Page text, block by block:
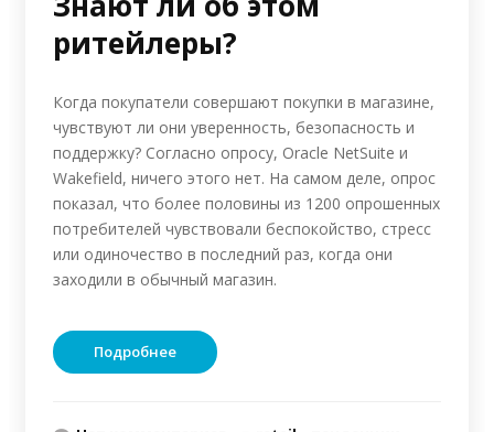
ритейлеры?
Когда покупатели совершают покупки в магазине,
чувствуют ли они уверенность, безопасность и
поддержку? Согласно опросу, Oracle NetSuite и
Wakefield, ничего этого нет. На самом деле, опрос
показал, что более половины из 1200 опрошенных
потребителей чувствовали беспокойство, стресс
или одиночество в последний раз, когда они
заходили в обычный магазин.
Подробнее